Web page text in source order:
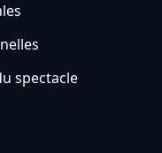
spectacle